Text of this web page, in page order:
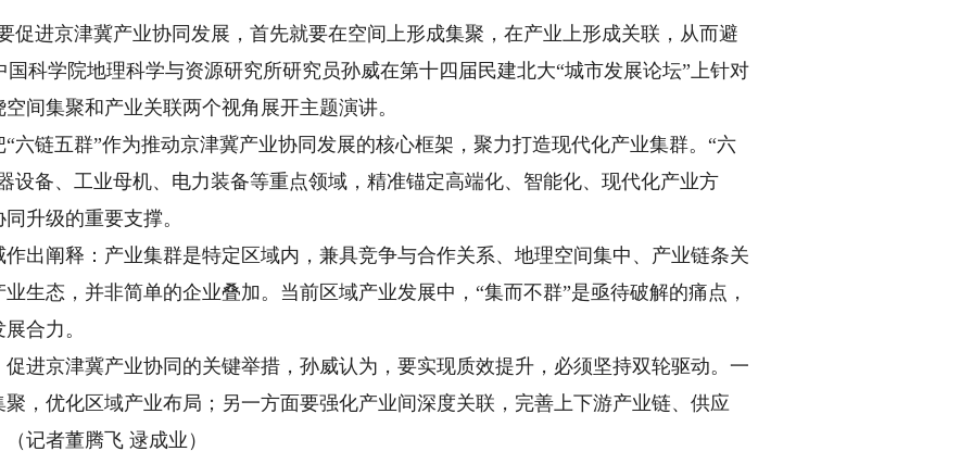
进京津冀产业协同发展，首先就要在空间上形成集聚，在产业上形成关联，从而避
国科学院地理科学与资源研究所研究员孙威在第十四届民建北大“城市发展论坛”上针对
间集聚和产业关联两个视角展开主题演讲。
链五群”作为推动京津冀产业协同发展的核心框架，聚力打造现代化产业集群。“六
设备、工业母机、电力装备等重点领域，精准锚定高端化、智能化、现代化产业方
升级的重要支撑。
阐释：产业集群是特定区域内，兼具竞争与合作关系、地理空间集中、产业链条关
生态，并非简单的企业叠加。当前区域产业发展中，“集而不群”是亟待破解的痛点，
合力。
京津冀产业协同的关键举措，孙威认为，要实现质效提升，必须坚持双轮驱动。一
，优化区域产业布局；另一方面要强化产业间深度关联，完善上下游产业链、供应
记者董腾飞 逯成业）